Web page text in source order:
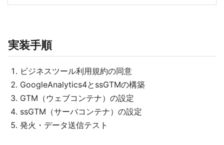
実装手順
ビジネスツール利用規約の同意
GoogleAnalytics4とssGTMの構築
GTM（ウェブコンテナ）の設定
ssGTM（サーバコンテナ）の設定
発火・データ送信テスト